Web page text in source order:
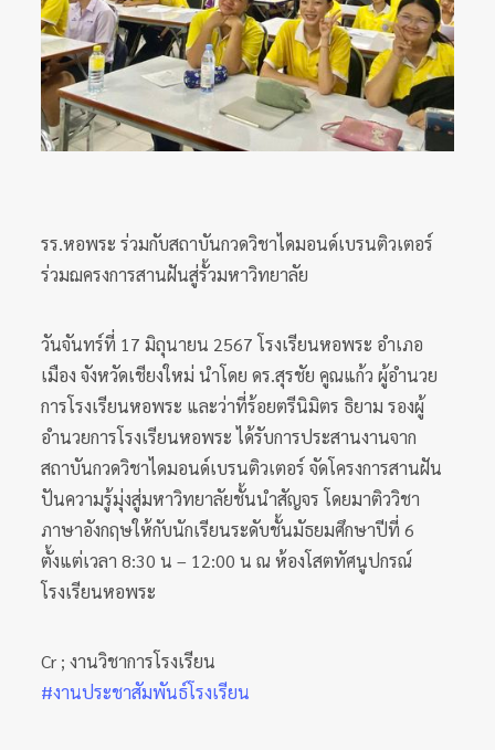
รร.หอพระ ร่วมกับสถาบันกวดวิชาไดมอนด์เบรนติวเตอร์
ร่วมฌครงการสานฝันสู่รั้วมหาวิทยาลัย
วันจันทร์ที่ 17 มิถุนายน 2567 โรงเรียนหอพระ อำเภอ
เมือง จังหวัดเชียงใหม่ นำโดย ดร.สุรชัย คูณแก้ว ผู้อำนวย
การโรงเรียนหอพระ และว่าที่ร้อยตรีนิมิตร ธิยาม รองผู้
อำนวยการโรงเรียนหอพระ ได้รับการประสานงานจาก
สถาบันกวดวิชาไดมอนด์เบรนติวเตอร์ จัดโครงการสานฝัน
ปันความรู้มุ่งสู่มหาวิทยาลัยชั้นนำสัญจร โดยมาติววิชา
ภาษาอังกฤษให้กับนักเรียนระดับชั้นมัธยมศึกษาปีที่ 6
ตั้งแต่เวลา 8:30 น – 12:00 น ณ ห้องโสตทัศนูปกรณ์
โรงเรียนหอพระ
Cr ; งานวิชาการโรงเรียน
#งานประชาสัมพันธ์โรงเรียน